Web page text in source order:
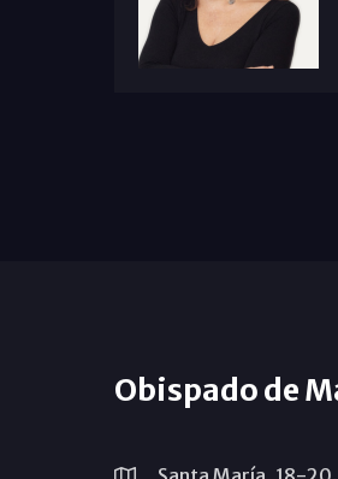
Obispado de